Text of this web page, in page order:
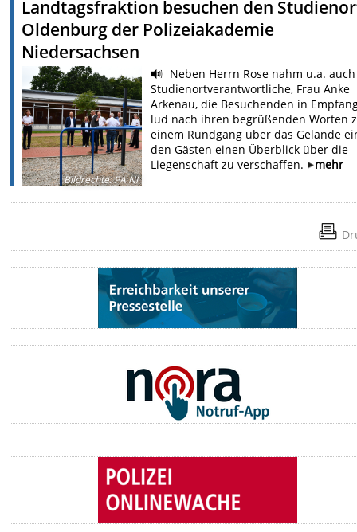
Landtagsfraktion besuchen den
Oldenburg der Polizeiakademie
Niedersachsen
Bildrechte:PA NI
Neben Herrn Rose nahm u.a.
Studienortverantwortliche, Frau Anke
Arkenau, die Besuchenden in
lud nach ihren begrüßenden Worten
einem Rundgang über das Gelände
den Gästen einen Überblick über die
Liegenschaft zu verschaffen.
mehr